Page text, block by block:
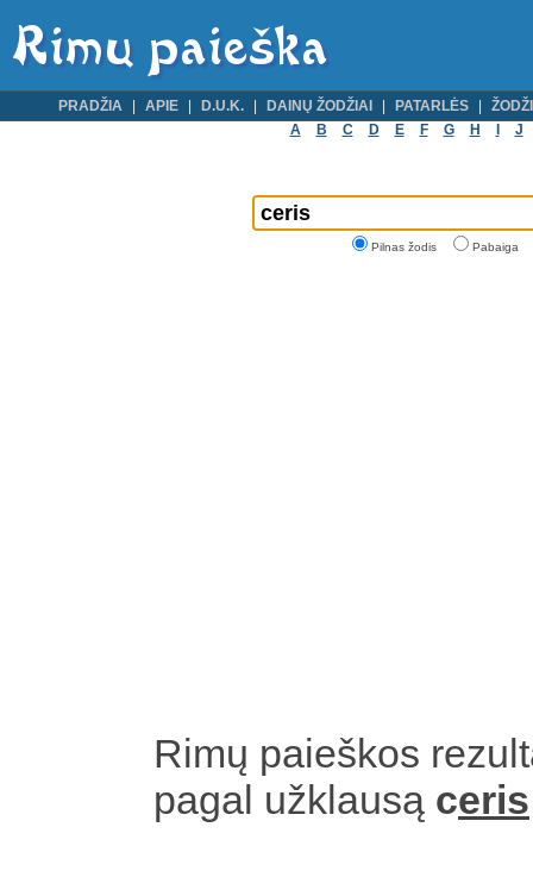
PRADŽIA APIE D.U.K. DAINŲ ŽODŽIAI PATARLĖS
A
B C D E F G H J
Pilnas žodis Pabaiga
Rimų paieškos
pagal užklausą ceris